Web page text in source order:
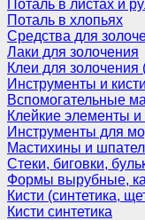
Поталь в листах и
Поталь в хлопьях
Средства для
Лаки для золочения
Клеи для
Инструменты и кисти
Вспомогательные
Клейкие элементы и
Инструменты для
Мастихины и
Стеки, биговки,
Формы вырубные,
Кисти (синтетика,
Кисти синтетика